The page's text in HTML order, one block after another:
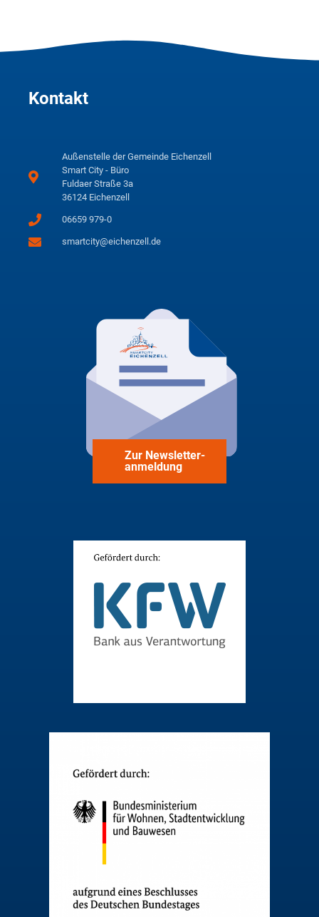
Kontakt
Außenstelle der Gemeinde Eichenzell
Smart City - Büro
Fuldaer Straße 3a
36124 Eichenzell
06659 979-0
smartcity@eichenzell.de
Zur Newsletter-
anmeldung